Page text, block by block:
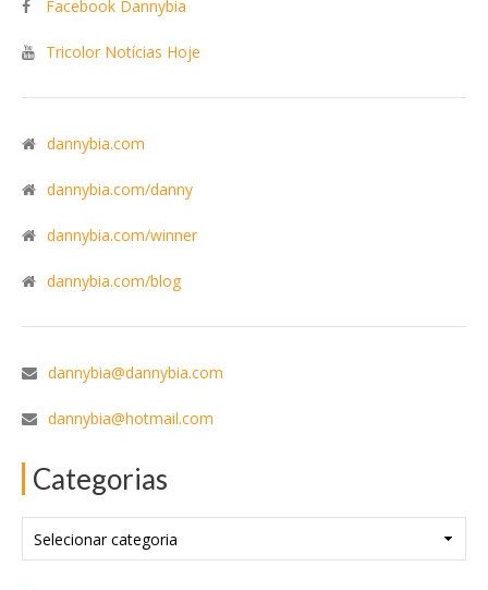
Facebook Dannybia
Tricolor Notícias Hoje
dannybia.com
dannybia.com/danny
dannybia.com/winner
dannybia.com/blog
dannybia@dannybia.com
dannybia@hotmail.com
Categorias